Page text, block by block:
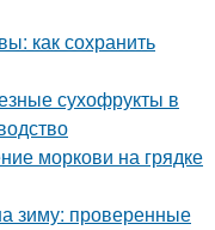
как сохранить
сухофрукты в
моркови на грядке
зиму: проверенные